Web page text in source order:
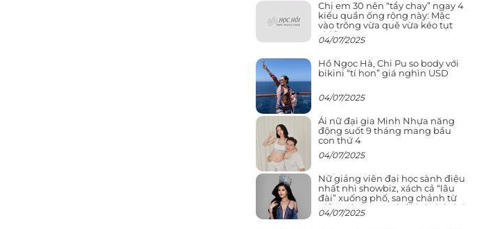
Chị em 30 nên “tẩy chay” ngay 4
kiểu quần ống rộng này: Mặc
vào trông vừa quê vừa kéo tụt
chiều cao
04/07/2025
Hồ Ngọc Hà, Chi Pu so body với
bikini “tí hon” giá nghìn USD
04/07/2025
Ái nữ đại gia Minh Nhựa năng
động suốt 9 tháng mang bầu
con thứ 4
04/07/2025
Nữ giảng viên đại học sành điệu
nhất nhì showbiz, xách cả “lâu
đài” xuống phố, sang chảnh từ
giảng đường ra phố khó ai đọ lại
04/07/2025